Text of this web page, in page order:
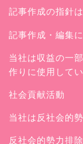
記事作成の指針
記事作成・編集
当社は収益の一
作りに使用してい
社会貢献活動
当社は反社会的
反社会的勢力排